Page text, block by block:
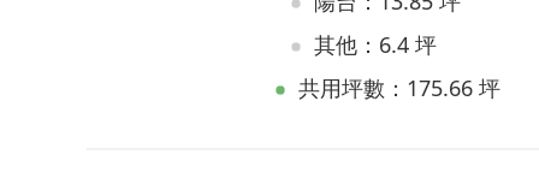
其他：6.4 坪
共用坪數：175.66 坪